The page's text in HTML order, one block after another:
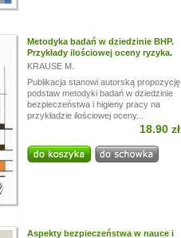
Metodyka badań w dziedzinie BHP.
Przykłady ilościowej oceny ryzyka.
KRAUSE M.
Publikacja stanowi autorską propozycję
podstaw metodyki badań w dziedzinie
bezpieczeństwa i higieny pracy na
przykładzie ilościowej oceny...
18.90 zł
Aspekty bezpieczeństwa w nauce i